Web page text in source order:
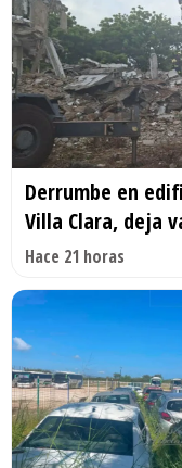
Derrumbe en
Villa Clara, deja
Hace 21 horas